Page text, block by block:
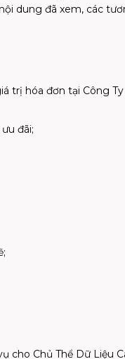
dung đã xem, các
trị hóa đơn tại Công
đãi;
cho Chủ Thể Dữ Liệu